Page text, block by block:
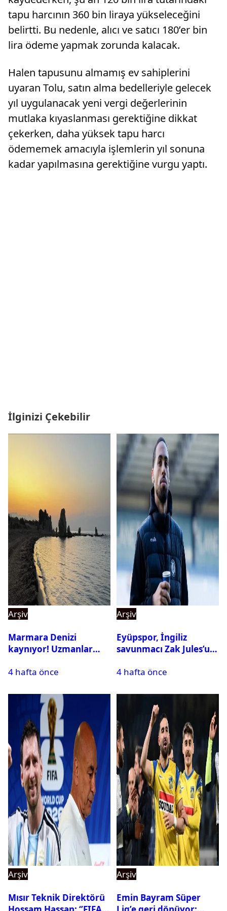
tapu harcının 360 bin liraya yükseleceğini
belirtti. Bu nedenle, alıcı ve satıcı 180’er bin
lira ödeme yapmak zorunda kalacak.
Halen tapusunu almamış ev sahiplerini
uyaran Tolu, satın alma bedelleriyle gelecek
yıl uygulanacak yeni vergi değerlerinin
mutlaka kıyaslanması gerektiğine dikkat
çekerken, daha yüksek tapu harcı
ödememek amacıyla işlemlerin yıl sonuna
kadar yapılmasına gerektiğine vurgu yaptı.
İlginizi Çekebilir
Arşiv
Marmara Denizi
kaynıyor! Uzmanlar
4 hafta önce
Arşiv
Eyüpspor, İngiliz
savunmacı Zak Jules’u
4 hafta önce
Arşiv
Mısır Teknik Direktörü
Arşiv
Emin Bayram Süper